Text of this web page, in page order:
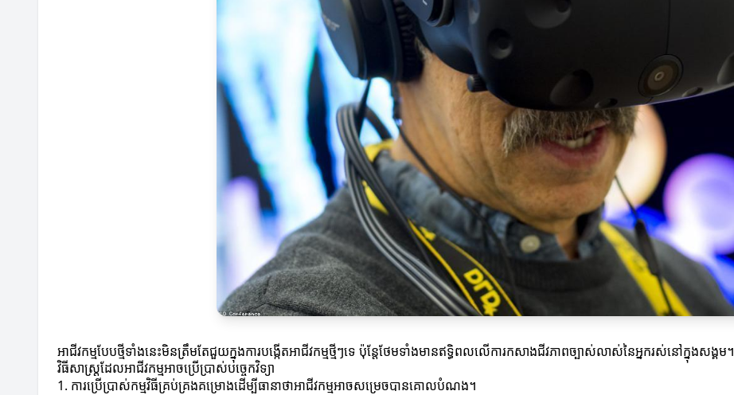
អាជីវកម្មបែបថ្មីទាំងនេះមិនត្រឹមតែជួយក្នុងការបង្កើតអាជីវកម្មថ្មីៗទេ ប៉ុន្តែថែមទាំងមានឥទ្ធិពលលើការកសាងជីវភាពច្បាស់លាស់នៃអ្នករស់នៅក្នុងសង្គម។
វិធីសាស្ត្រដែលអាជីវកម្មអាចប្រើប្រាស់បច្ចេកវិទ្យា
1. ការប្រើប្រាស់កម្មវិធីគ្រប់គ្រងគម្រោងដើម្បីធានាថាអាជីវកម្មអាចសម្រេចបានគោលបំណង។